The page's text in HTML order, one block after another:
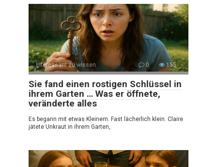
Interessant zu wissen 0 155
Sie fand einen rostigen Schlüssel in
ihrem Garten … Was er öffnete,
veränderte alles
Es begann mit etwas Kleinem. Fast lächerlich klein. Claire
jätete Unkraut in ihrem Garten,